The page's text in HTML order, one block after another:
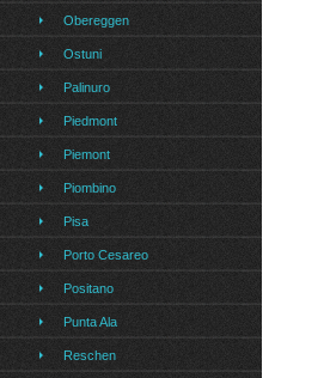
Obereggen
Ostuni
Palinuro
Piedmont
Piemont
Piombino
Pisa
Porto Cesareo
Positano
Punta Ala
Reschen